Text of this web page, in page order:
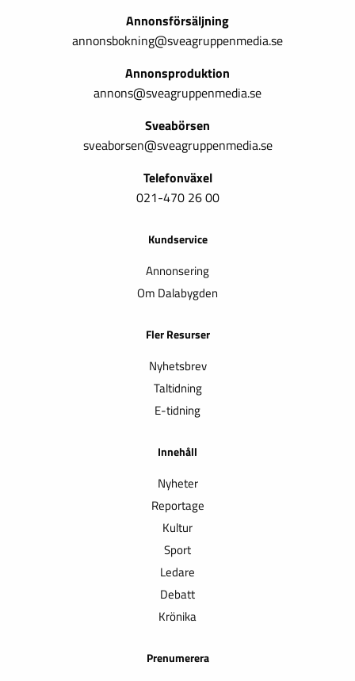
Annonsförsäljning
annonsbokning@sveagruppenmedia.se
Annonsproduktion
annons@sveagruppenmedia.se
Sveabörsen
sveaborsen@sveagruppenmedia.se
Telefonväxel
021-470 26 00
Kundservice
Annonsering
Om Dalabygden
Fler Resurser
Nyhetsbrev
Taltidning
E-tidning
Innehåll
Nyheter
Reportage
Kultur
Sport
Ledare
Debatt
Krönika
Prenumerera